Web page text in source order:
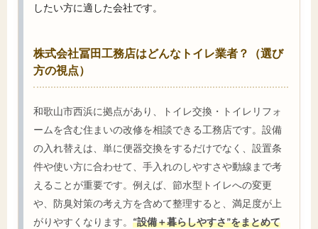
したい方に適した会社です。
株式会社冨田工務店はどんなトイレ業者？（選び
方の視点）
和歌山市西浜に拠点があり、トイレ交換・トイレリフォ
ームを含む住まいの改修を相談できる工務店です。設備
の入れ替えは、単に便器交換をするだけでなく、設置条
件や使い方に合わせて、手入れのしやすさや動線まで考
えることが重要です。例えば、節水型トイレへの変更
や、防臭対策の考え方を含めて整理すると、満足度が上
がりやすくなります。 “設備＋暮らしやすさ”をまとめて